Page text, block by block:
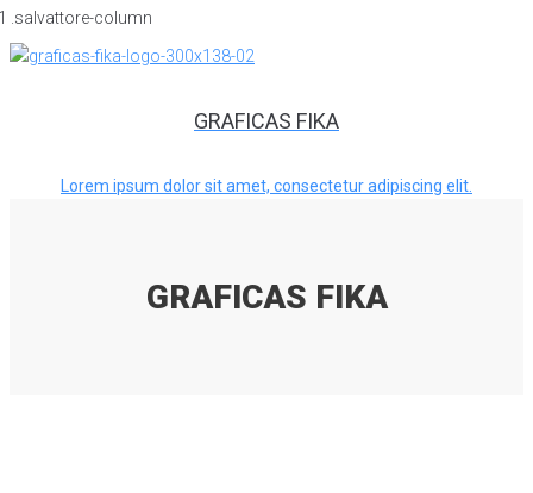
GRAFICAS FIKA
Lorem ipsum dolor sit amet, consectetur adipiscing elit.
GRAFICAS FIKA